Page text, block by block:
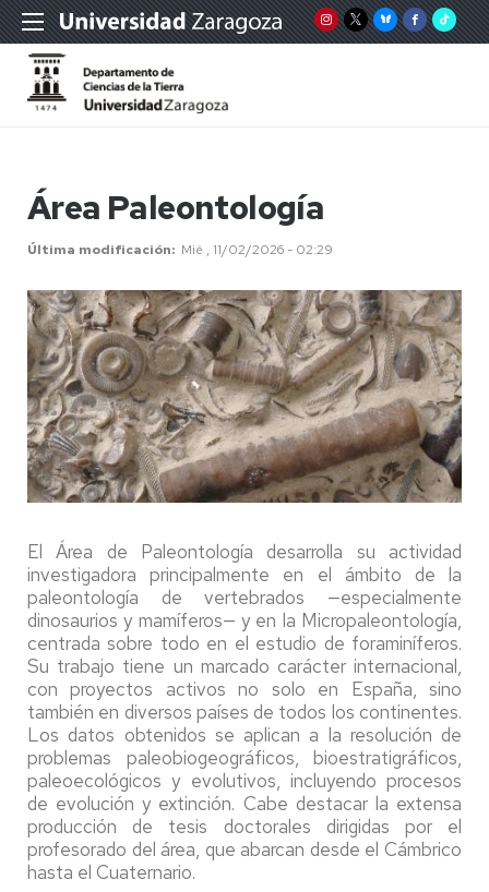
Área Paleontología
Última modificación Mié , 11/02/2026 - 02:29
El Área de Paleontología desarrolla su actividad
investigadora principalmente en el ámbito de la
paleontología de vertebrados —especialmente
dinosaurios y mamíferos— y en la Micropaleontología,
centrada sobre todo en el estudio de foraminíferos.
Su trabajo tiene un marcado carácter internacional,
con proyectos activos no solo en España, sino
también en diversos países de todos los continentes.
Los datos obtenidos se aplican a la resolución de
problemas paleobiogeográficos, bioestratigráficos,
paleoecológicos y evolutivos, incluyendo procesos
de evolución y extinción. Cabe destacar la extensa
producción de tesis doctorales dirigidas por el
profesorado del área, que abarcan desde el Cámbrico
hasta el Cuaternario.